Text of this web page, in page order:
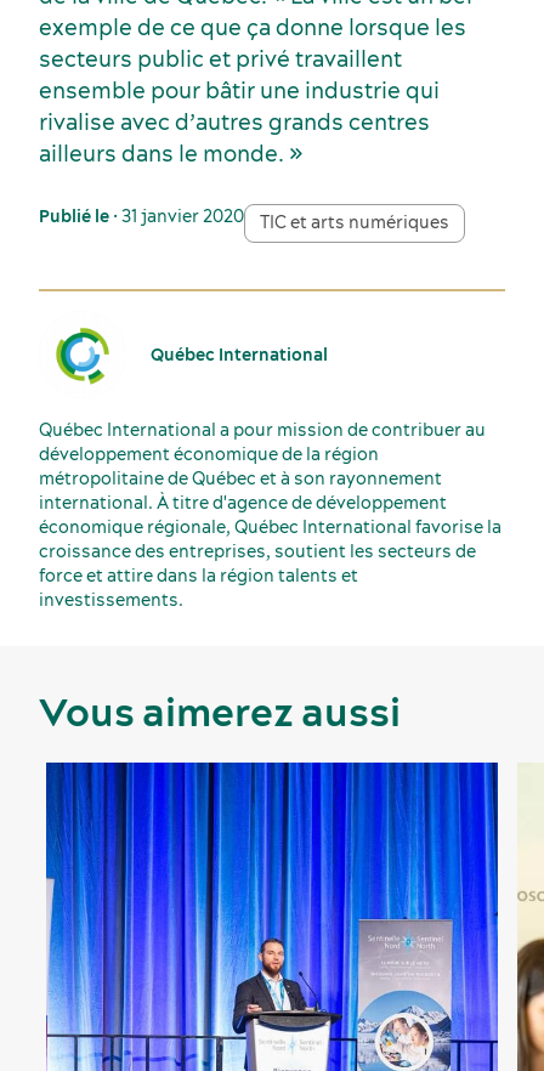
exemple de ce que ça donne lorsque les
secteurs public et privé travaillent
ensemble pour bâtir une industrie qui
rivalise avec d’autres grands centres
ailleurs dans le monde. »
Publié le • 31 janvier 2020 TIC et arts numériques
Québec International
Québec International a pour mission de contribuer au
développement économique de la région
métropolitaine de Québec et à son rayonnement
international. À titre d'agence de développement
économique régionale, Québec International favorise la
croissance des entreprises, soutient les secteurs de
force et attire dans la région talents et
investissements.
Vous aimerez aussi